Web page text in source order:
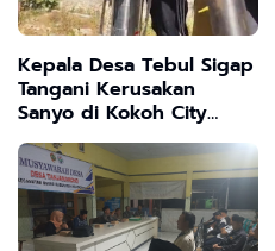
Kepala Desa Tebul Sigap
Tangani Kerusakan
Sanyo di Kokoh City
Kwanyar Bangkalan